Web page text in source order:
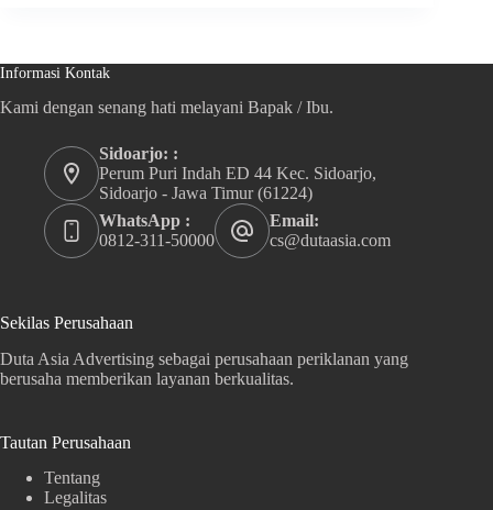
Informasi Kontak
Kami dengan senang hati melayani Bapak / Ibu.
Sidoarjo: :
Perum Puri Indah ED 44 Kec. Sidoarjo,
Sidoarjo - Jawa Timur (61224)
WhatsApp :
0812-311-50000
Email:
cs@dutaasia.com
Sekilas Perusahaan
Duta Asia Advertising sebagai perusahaan periklanan yang
berusaha memberikan layanan berkualitas.
Tautan Perusahaan
Tentang
Legalitas